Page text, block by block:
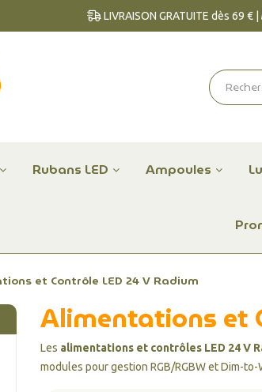
LIVRAISON GRATUITE dès 69 € |
Rubans LED Ampoules
et Contrôle LED 24 V Radium
Alimentations et
Les alimentations et contrôles LED 24 V
modules pour gestion RGB/RGBW et Dim-to-